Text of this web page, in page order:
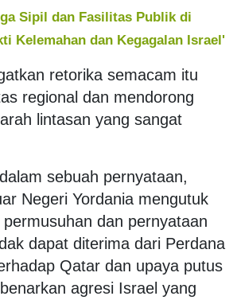
Sipil dan Fasilitas Publik di
Kelemahan dan Kegagalan Israel'
retorika semacam itu
regional dan mendorong
lintasan yang sangat
sebuah pernyataan,
Negeri Yordania mengutuk
dan pernyataan
dapat diterima dari Perdana
Qatar dan upaya putus
agresi Israel yang